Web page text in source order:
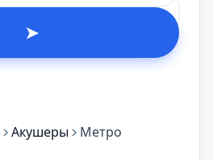
➤
Акушеры
Метро